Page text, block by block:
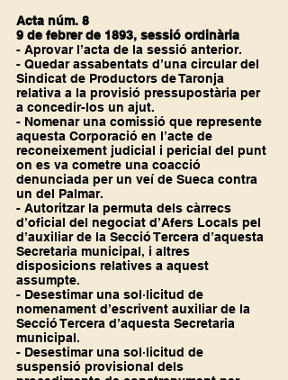
Acta núm. 8
9 de febrer de 1893, sessió ordinària
- Aprovar l’acta de la sessió anterior.
- Quedar assabentats d’una circular del
Sindicat de Productors de Taronja
relativa a la provisió pressupostària per
a concedir-los un ajut.
- Nomenar una comissió que represente
aquesta Corporació en l’acte de
reconeixement judicial i pericial del punt
on es va cometre una coacció
denunciada per un veí de Sueca contra
un del Palmar.
- Autoritzar la permuta dels càrrecs
d’oficial del negociat d’Afers Locals pel
d’auxiliar de la Secció Tercera d’aquesta
Secretaria municipal, i altres
disposicions relatives a aquest
assumpte.
- Desestimar una sol·licitud de
nomenament d’escrivent auxiliar de la
Secció Tercera d’aquesta Secretaria
municipal.
- Desestimar una sol·licitud de
suspensió provisional dels